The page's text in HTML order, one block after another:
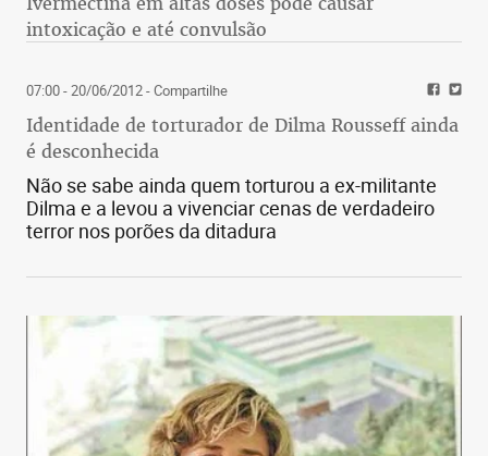
intoxicação e até convulsão
07:00 - 20/06/2012- Compartilhe
Identidade de torturador de Dilma Rousseff ainda
é desconhecida
Não se sabe ainda quem torturou a ex-militante
Dilma e a levou a vivenciar cenas de verdadeiro
terror nos porões da ditadura